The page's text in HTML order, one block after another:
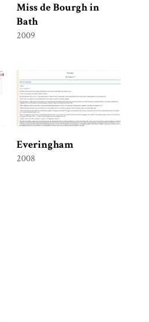
Miss de Bourgh in
Bath
2009
Everingham
2008